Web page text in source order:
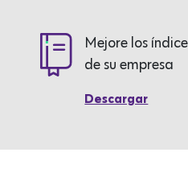
Mejore los
de su empresa
Descargar